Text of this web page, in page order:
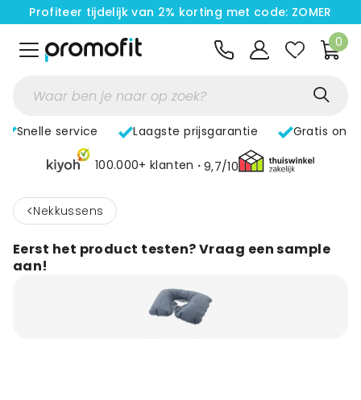
Profiteer tijdelijk van 2% korting met code: ZOMER
0
Snelle service Laagste prijsgarantie Gratis
100.000+ klanten 9,7/10
< Nekkussens
Eerst het product testen? Vraag een sample
aan!